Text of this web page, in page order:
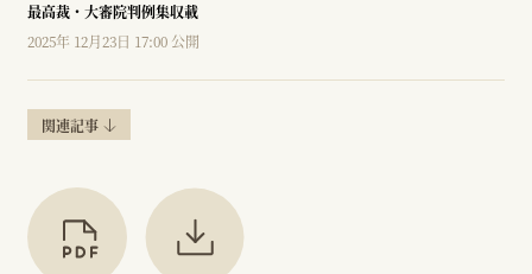
最高裁・大審院判例集収載
2025年 12月23日 17:00 公開
関連記事